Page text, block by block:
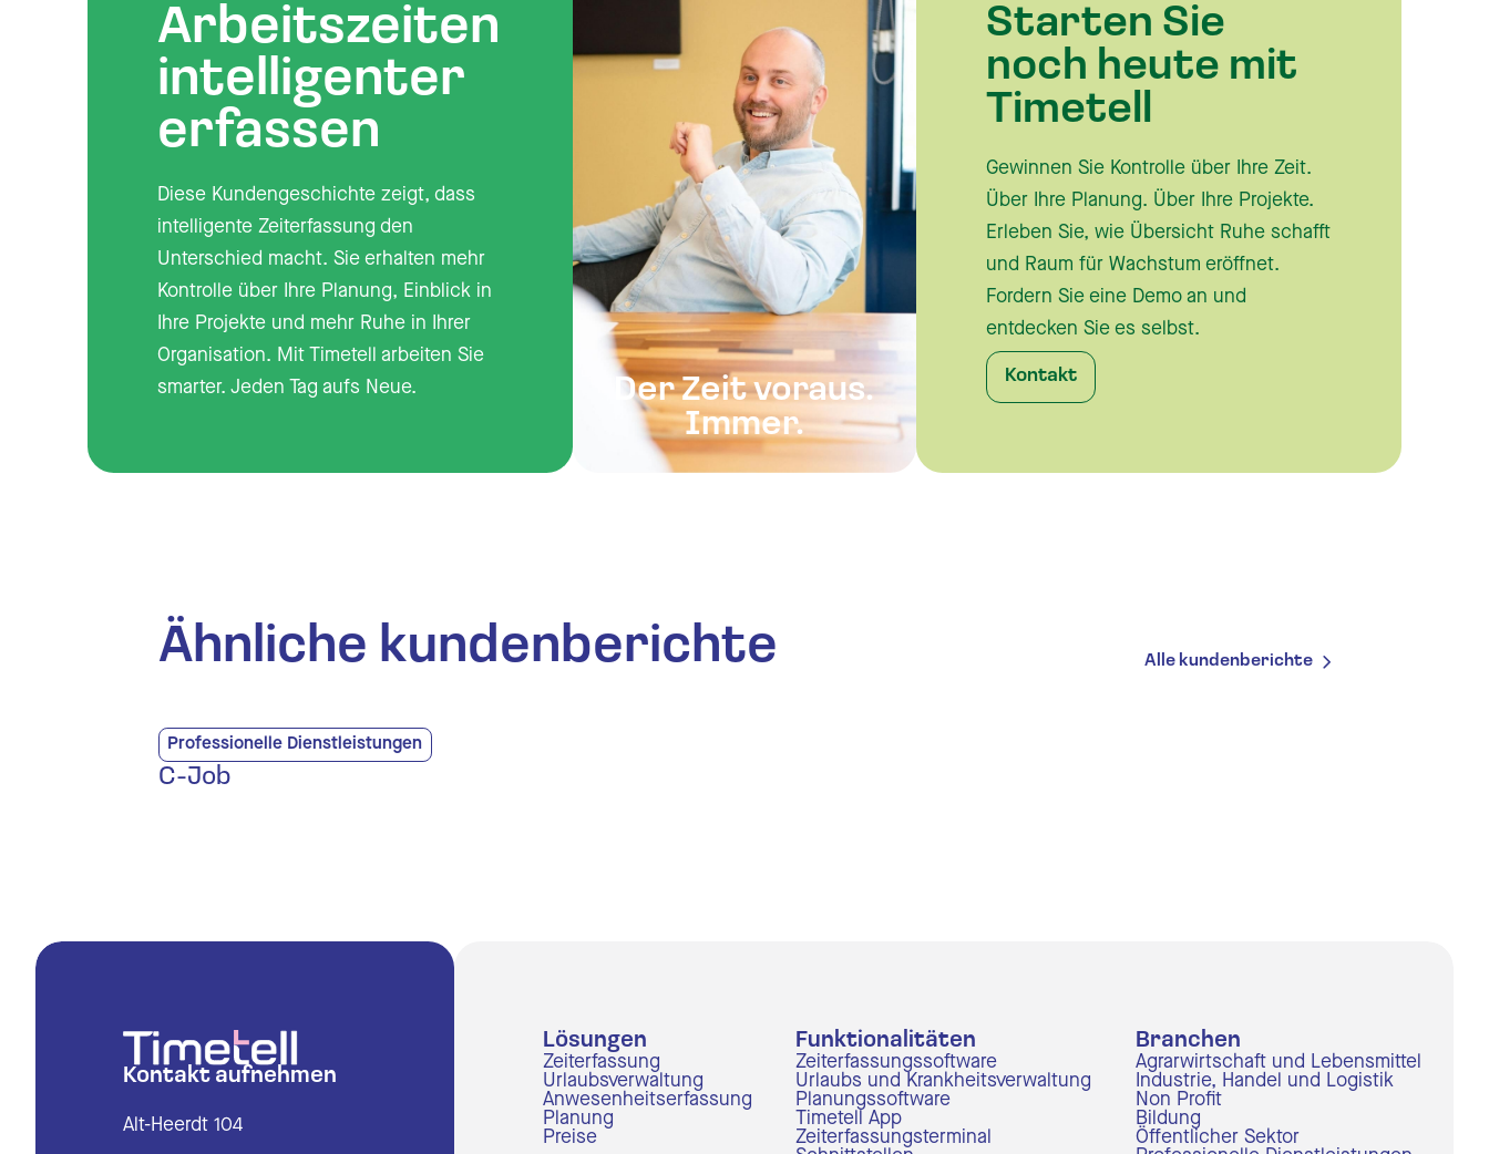
Arbeitszeiten
intelligenter
erfassen
Diese Kundengeschichte zeigt, dass
intelligente Zeiterfassung den
Unterschied macht. Sie erhalten mehr
Kontrolle über Ihre Planung, Einblick in
Ihre Projekte und mehr Ruhe in Ihrer
Organisation. Mit Timetell arbeiten Sie
smarter. Jeden Tag aufs Neue.
Der Zeit voraus.
Immer.
Starten Sie
noch heute mit
Timetell
Gewinnen Sie Kontrolle über Ihre Zeit.
Über Ihre Planung. Über Ihre Projekte.
Erleben Sie, wie Übersicht Ruhe schafft
und Raum für Wachstum eröffnet.
Fordern Sie eine Demo an und
entdecken Sie es selbst.
Kontakt
Ähnliche kundenberichte Alle kundenberichte
Professionelle Dienstleistungen
C-Job
Kontakt aufnehmen
Alt-Heerdt 104
Lösungen
Zeiterfassung
Urlaubsverwaltung
Anwesenheitserfassung
Planung
Preise
Funktionalitäten
Zeiterfassungssoftware
Urlaubs und Krankheitsverwaltung
Planungssoftware
Timetell App
Zeiterfassungsterminal
Branchen
Agrarwirtschaft und Lebensmittel
Industrie, Handel und Logistik
Non Profit
Bildung
Öffentlicher Sektor